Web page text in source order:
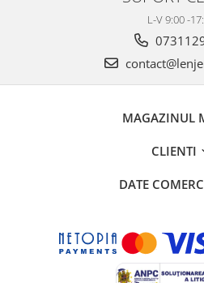
L-V 9:00 -
MAGAZINUL
CLIENTI
DATE